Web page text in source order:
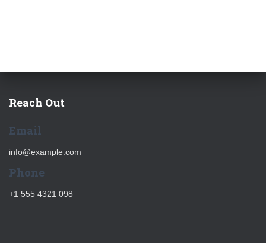
Reach Out
Email
info@example.com
Phone
+1 555 4321 098